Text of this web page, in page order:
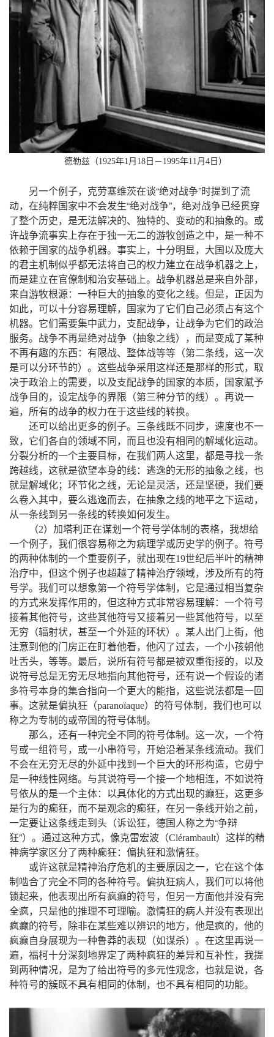
德勒兹（1925年1 月 18日－ 1995年11 月4日）
另一个例子， 克劳塞维茨在谈“绝对战争”时提到了流
动， 在纯粹国家中不会发生“绝对战争”， 绝对战争已经贯穿
了整个历史， 是无法解决的、独特的、变动的和抽象的。
或
许战争流事实上存在于独一无二的游牧创造之中，
是一种不
依赖于国家的战争机器。 事实上 ， 十分明显 ，
大国以及庞大
的君主机制似乎都无法将自己的权力建立在战争机器之上 ，
而是建立在官僚制和治安基础上。 战争机器总是来自外部，
来自游牧根源 ： 一种巨大的抽象的变化之线。 但是，
正因为
如此， 可以十分容易理解，
国家为了它们自己必须占有这个
机器。 它们需要集中武力， 支配战争， 让战争为它们的政治
服务。 战争不再是绝对战争（抽象之线） ，
而是变成了某种
不再有趣的东西 ： 有限战、整体战等等（第二条线， 这一次
是可以分环节的） 。 这些战争采用这样还是那样的形式， 取
决于政治上的需要， 以及支配战争的国家的本质，
国家赋予
战争目的， 设定战争的界限（第三种分节的线） 。 再说一
遍， 所有的战争的权力在于这些线的转换。
还可以给出更多的例子。 三条线既不同步， 速度也不一
致， 它们各自的领域不同 ， 而且也没有相同的解域化运动。
分裂分析的一个主要目标， 在我们两人这里， 都是寻找一条
跨越线， 这就是欲望本身的线 ： 逃逸的无形的抽象之线， 也
就是解域化； 环节化之线， 无论是灵活， 还是坚硬， 我们要
么卷入其中， 要么逃逸而去， 在抽象之线的地平之下运动，
从一条线到另一条线的转换如何发生。
（2）加塔利正在谋划一个符号学体制的表格， 我想给
一个例子， 我们很容易称之为病理学或历史学的例子。 符号
的两种体制的一个重要例子， 就出现在19世纪后半叶的精神
治疗中， 但这个例子也超越了精神治疗领域， 涉及所有的符
号学。 我们可以想象第一个符号学体制 ，
它是通过相当复杂
的方式来发挥作用的， 但这种方式非常容易理解：
一个符号
接着其他符号， 这些其他符号又接着另一些其他符号，
以至
无穷（辐射状， 甚至一个外延的环状） 。 某人出门上街， 他
注意到他的门房正在盯着他看， 他闪了过去， 一个小孩朝他
吐舌头， 等等。 最后， 说所有符号都是被双重衔接的，
以及
说符号总是无穷无尽地指向其他符号， 还有说一个假设的诸
多符号本身的集合指向一个更大的能指， 这些说法都是一回
事。 这就是偏执狂（paranoïaque）的符号体制 ， 我们也可以
称之为专制的或帝国的符号体制 。
那么 ， 还有一种完全不同的符号体制 。 这一次， 一个符
号或一组符号， 或一小串符号， 开始沿着某条线流动。 我们
不会在无穷无尽的外延中找到一个巨大的环形构造，
它毋宁
是一种线性网络。 与其说符号一个接一个地相连，
不如说符
号依从的是一个主体： 以具体化的方式出现的癫狂， 这更多
是行为的癫狂， 而不是观念的癫狂， 在另一条线开始之前，
一定要让这条线走到头（诉讼狂， 德国人称之为“争辩
狂”） 。 通过这种方式， 像克雷宏波（Clérambault）这样的精
神病学家区分了两种癫狂 ： 偏执狂和激情狂。
或许这就是精神治疗危机的主要原因之一，
它在这个体
制啮合了完全不同的各种符号。 偏执狂病人 ， 我们可以将他
锁起来， 他表现出所有疯癫的符号， 但另一方面他并没有完
全疯， 只是他的推理不可理喻。 激情狂的病人并没有表现出
疯癫的符号， 除非在某些难以辨识的地方， 他是疯的， 他的
疯癫自身展现为一种鲁莽的表现（如谋杀） 。 在这里再说一
遍， 福柯十分深刻地界定了两种疯狂的差异和互补性， 我提
到两种情况， 是为了给出符号的多元性观念， 也就是说， 各
种符号的簇既不具有相同的体制 ， 也不具有相同的功能。